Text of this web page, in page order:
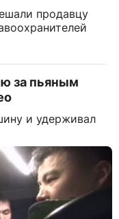
продавцу
за пьяным
и удерживал